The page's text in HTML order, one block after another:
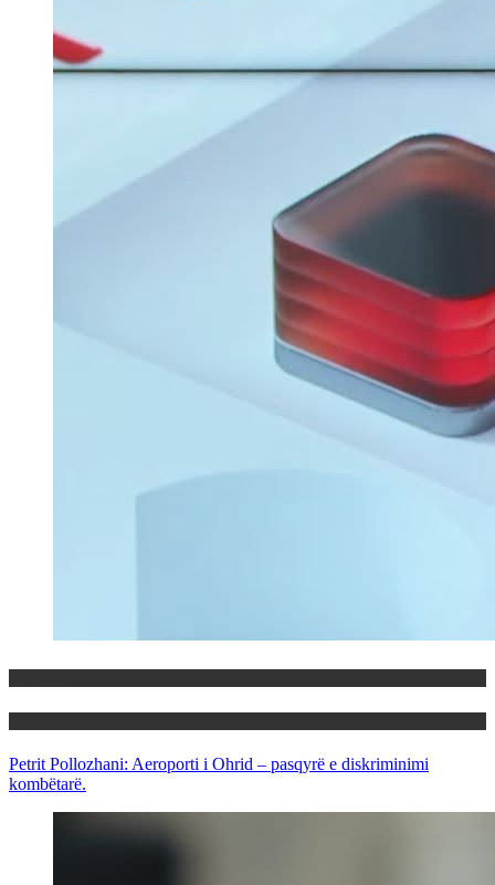
Petrit Pollozhani: Aeroporti i Ohrid – pasqyrë e diskriminimi
kombëtarë.